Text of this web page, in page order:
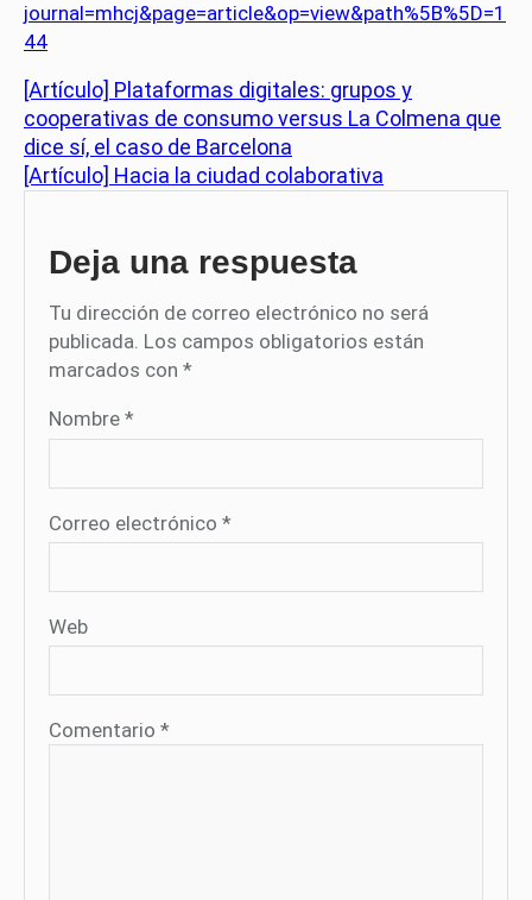
journal=mhcj&page=article&op=view&path%5B%5D=1
44
[Artículo] Plataformas digitales: grupos y
cooperativas de consumo versus La Colmena que
dice sí, el caso de Barcelona
[Artículo] Hacia la ciudad colaborativa
Deja una respuesta
Tu dirección de correo electrónico no será
publicada. Los campos obligatorios están
marcados con *
Nombre *
Correo electrónico *
Web
Comentario *